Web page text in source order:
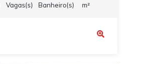
Vagas(s)
Banheiro(s)
m²